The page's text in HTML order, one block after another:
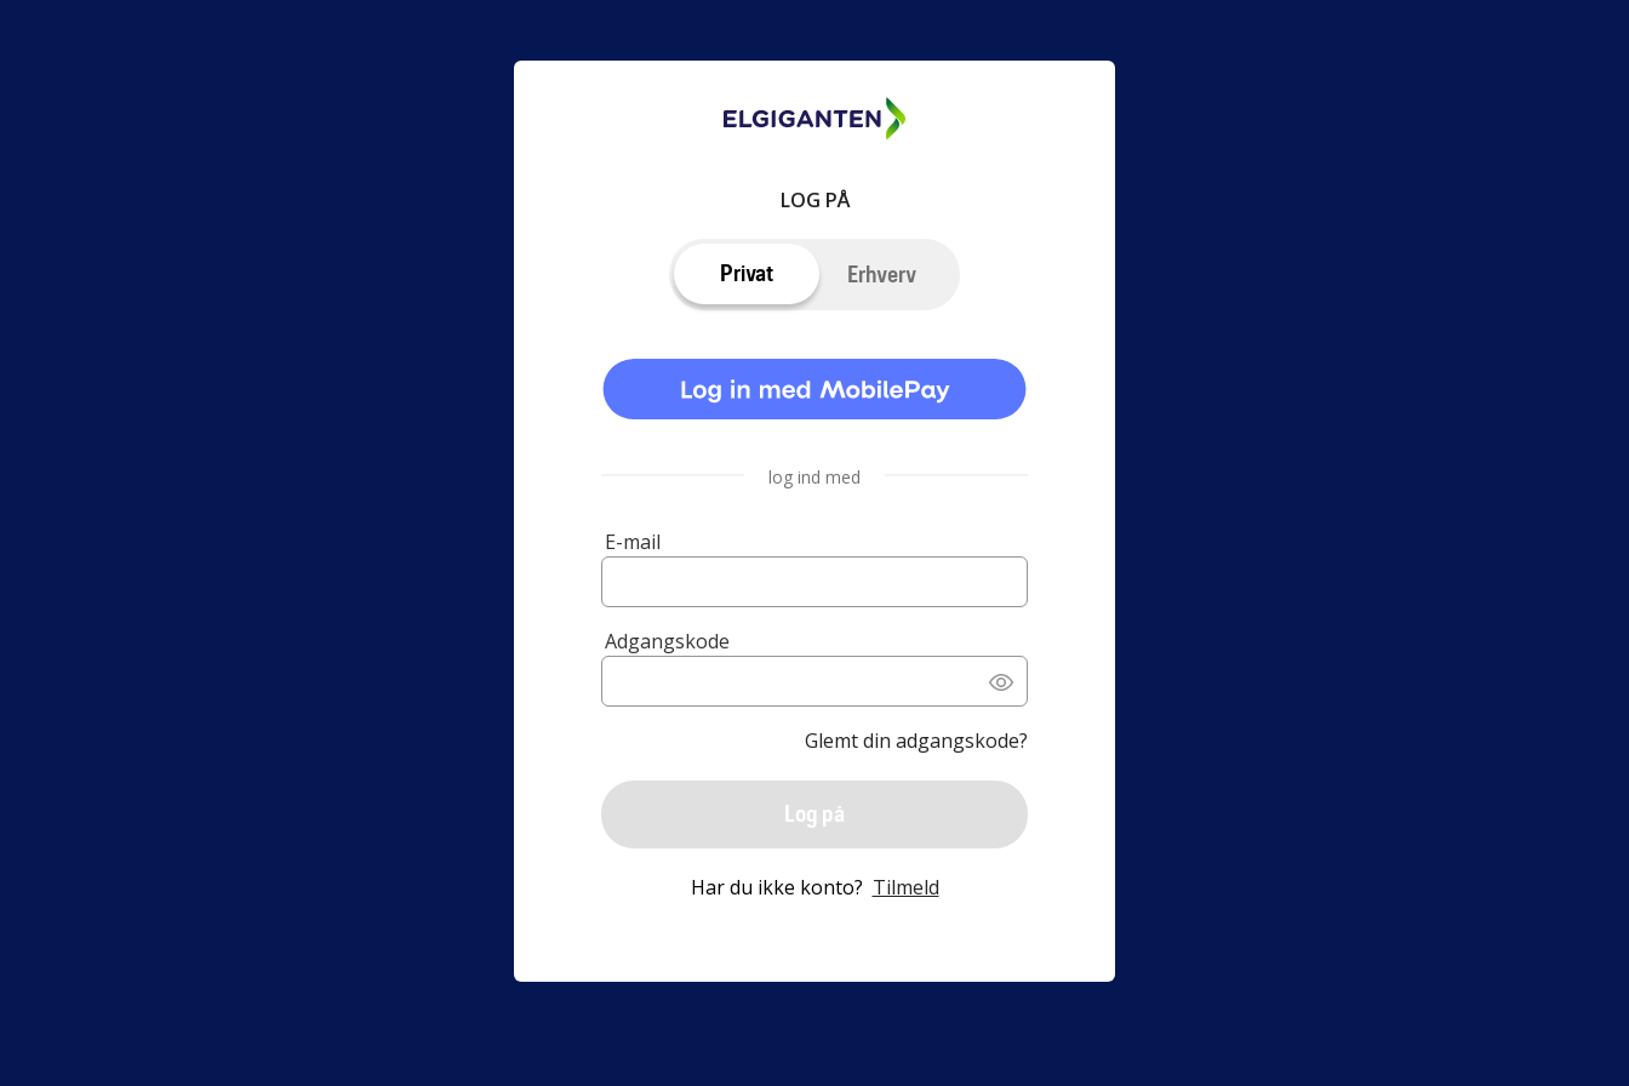
LOG PÅ
Privat Erhverv
log ind med
E-mail
Adgangskode
Glemt din adgangskode?
Log på
Har du ikke konto? Tilmeld